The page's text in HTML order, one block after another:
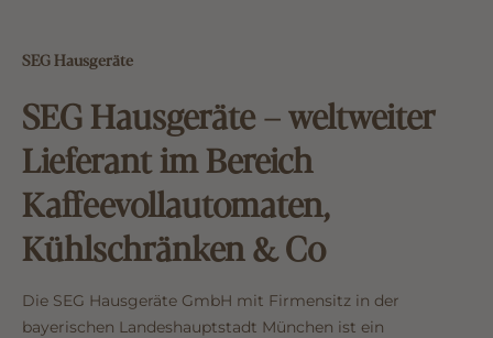
SEG Hausgeräte
SEG Hausgeräte – weltweiter
Lieferant im Bereich
Kaffeevollautomaten,
Kühlschränken & Co
Die SEG Hausgeräte GmbH mit Firmensitz in der
bayerischen Landeshauptstadt München ist ein